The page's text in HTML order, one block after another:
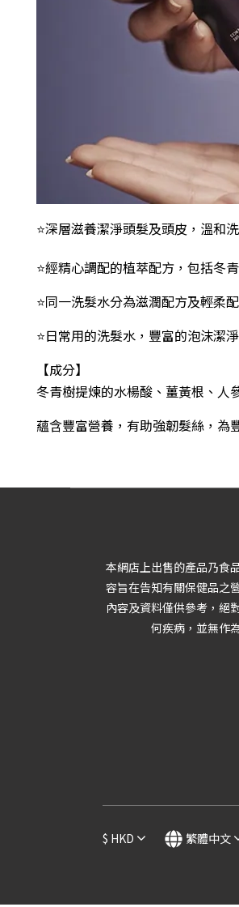
⭐深層滋養潔淨頭髮及頭皮，溫和
⭐經精心調配的植萃配方，包括冬
⭐同一洗髮水分為滋潤配方及輕柔
⭐日常用的洗髮水，豐富的泡沫潔
【成分】
冬青樹提煉的水楊酸、薑黃根、人
蘊含豐富營養，有助強韌髮絲，為
本網店上出售的產品乃食
容旨在告知有關保健品之
內容及資料僅供參考，絕
何疾病，並無作
$ HKD 繁體中文